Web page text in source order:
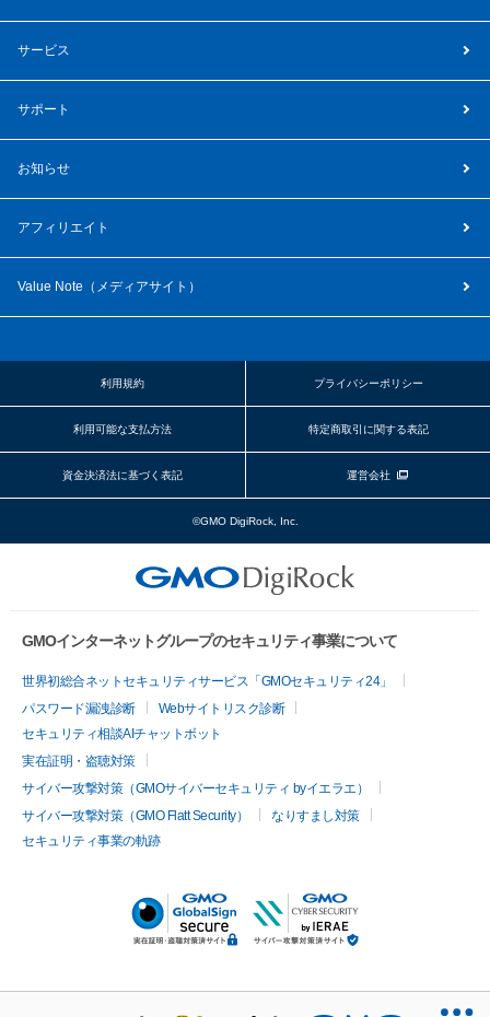
サービス
サポート
お知らせ
アフィリエイト
Value Note（ メディアサイト ）
利用規約 プライバシーポリシー
利用可能な支払方法 特定商取引に関する表記
資金決済法に基づく表記 運営会社
©GMO DigiRock, Inc.
GMOインターネットグループのセキュリティ事業について
世界初総合ネットセキュリティサービス「GMOセキュリティ24」
パスワード漏洩診断
Webサイトリスク診断
セキュリティ相談AIチャットボット
実在証明・盗聴対策
サイバー攻撃対策（GMOサイバーセキュリティ byイエラエ）
サイバー攻撃対策（GMO Flatt Security）
なりすまし対策
セキュリティ事業の軌跡